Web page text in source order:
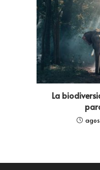
La